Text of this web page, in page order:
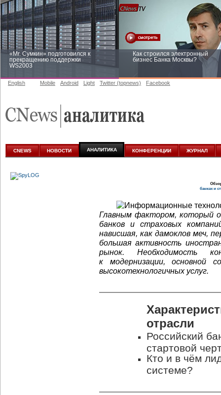
«Mr. Сумкин» подготовился к
прекращению поддержки
WS2003
Как строился электронный
бизнес Банка Москвы?
аналитике
English Mobile Android Light Twitter (topnews) Facebook
CNEWS НОВОСТИ АНАЛИТИКА КОНФЕРЕНЦИИ ЖУРНАЛ
банках и
Главным фактором, который
банков и страховых
нависшая, как дамоклов меч,
большая активность
рынок. Необходимость
к модернизации, основной
высокотехнологичных услуг.
отрасли
Российский
стартовой
Кто и в чём
системе?